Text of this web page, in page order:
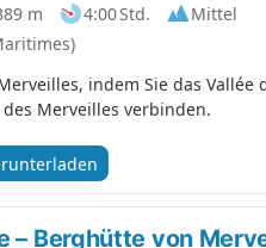
m 4:00 Std.
Mittel
indem Sie das
Merveilles verbinden.
– Berghütte von